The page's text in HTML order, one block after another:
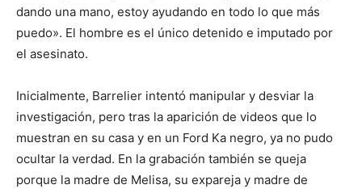
dando una mano, estoy ayudando en todo lo que más
puedo». El hombre es el único detenido e imputado por
el asesinato.
Inicialmente, Barrelier intentó manipular y desviar la
investigación, pero tras la aparición de videos que lo
muestran en su casa y en un Ford Ka negro, ya no pudo
ocultar la verdad. En la grabación también se queja
porque la madre de Melisa, su expareja y madre de